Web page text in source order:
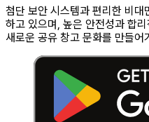
첨단 보안 시스템과 편리한 비대
하고 있으며, 높은 안전성과 합
새로운 공유 창고 문화를 만들어